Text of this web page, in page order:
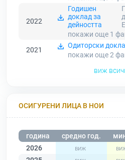
2022
Годишен
доклад за
дейността
покажи още 1
2021
Одиторски
покажи още 2
виж
ОСИГУРЕНИ ЛИЦА В НОИ
година средно год.
2026